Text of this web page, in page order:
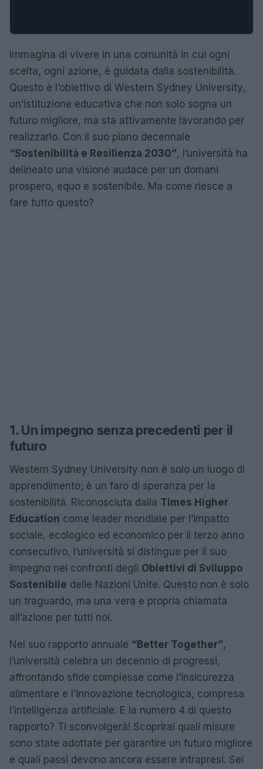
Immagina di vivere in una comunità in cui ogni
scelta, ogni azione, è guidata dalla sostenibilità.
Questo è l’obiettivo di Western Sydney University,
un’istituzione educativa che non solo sogna un
futuro migliore, ma sta attivamente lavorando per
realizzarlo. Con il suo piano decennale
“Sostenibilità e Resilienza 2030”, l’università ha
delineato una visione audace per un domani
prospero, equo e sostenibile. Ma come riesce a
fare tutto questo?
1. Un impegno senza precedenti per il
futuro
Western Sydney University non è solo un luogo di
apprendimento; è un faro di speranza per la
sostenibilità. Riconosciuta dalla Times Higher
Education come leader mondiale per l’impatto
sociale, ecologico ed economico per il terzo anno
consecutivo, l’università si distingue per il suo
impegno nei confronti degli Obiettivi di Sviluppo
Sostenibile delle Nazioni Unite. Questo non è solo
un traguardo, ma una vera e propria chiamata
all’azione per tutti noi.
Nel suo rapporto annuale “Better Together”,
l’università celebra un decennio di progressi,
affrontando sfide complesse come l’insicurezza
alimentare e l’innovazione tecnologica, compresa
l’intelligenza artificiale. E la numero 4 di questo
rapporto? Ti sconvolgerà! Scoprirai quali misure
sono state adottate per garantire un futuro migliore
e quali passi devono ancora essere intrapresi. Sei